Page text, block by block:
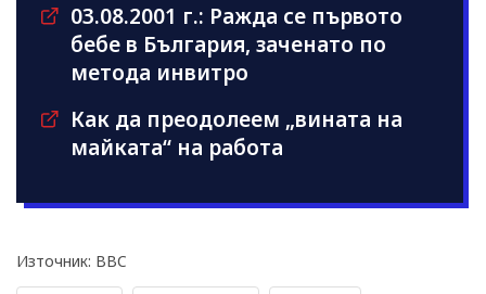
03.08.2001 г.: Ражда се първото
бебе в България, заченато по
метода инвитро
Как да преодолеем „вината на
майката“ на работа
Източник: BBC